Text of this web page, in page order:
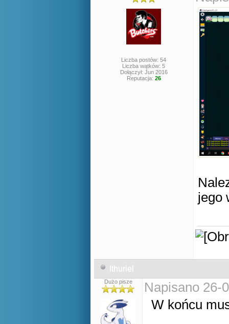
Liczba postów: 54
Liczba wątków: 5
Dołączył: Jun 2016
Reputacja: 26
jego
Ithuriel
Dużo pisze
Napisano 26-
W końcu